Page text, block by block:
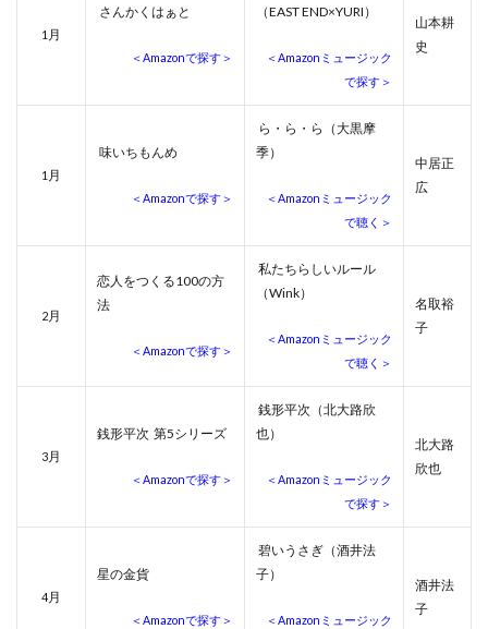
1 月
さんかくはぁと
＜Amazonで探す＞
（EAST END×YURI）
＜Amazonミュージック
で探す＞
山本耕
史
1 月
味いちもんめ
＜Amazonで探す＞
ら・ら・ら（大黒摩
季）
＜Amazonミュージック
で聴く＞
中居正
広
2月
恋人をつくる100の方
法
＜Amazonで探す＞
私たちらしいルール
（Wink）
＜Amazonミュージック
で聴く＞
名取裕
子
3月
銭形平次 第5シリーズ
＜Amazonで探す＞
銭形平次（北大路欣
也）
＜Amazonミュージック
で探す＞
北大路
欣也
4月
星の金貨
＜Amazonで探す＞
碧いうさぎ（酒井法
子）
＜Amazonミュージック
酒井法
子